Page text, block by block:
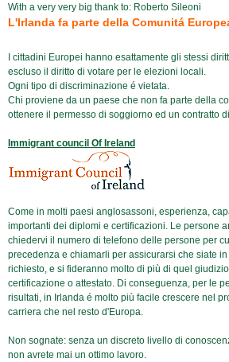
With a very very big thank to: Roberto Sileoni
L'Irlanda fa parte della Comunitá
I cittadini Europei hanno esattamente gli stessi
escluso il diritto di votare per le elezioni locali.
Ogni tipo di discriminazione é vietata.
Chi proviene da un paese che non fa parte della
ottenere il permesso di soggiorno ed un contratto
Immigrant council Of Ireland
Come in molti paesi anglosassoni, esperienza,
importanti dei diplomi e certificazioni. Le persone
chiedervi il numero di telefono delle persone per
precedenza e chiamarli per assicurarsi che siate
richiesto, e si fideranno molto di più di quel
certificazione o attestato. Di conseguenza, per le
risultati, in Irlanda é molto più facile crescere nel
carriera che nel resto d'Europa.
Non sognate: senza un discreto livello di
non avrete mai un ottimo lavoro.